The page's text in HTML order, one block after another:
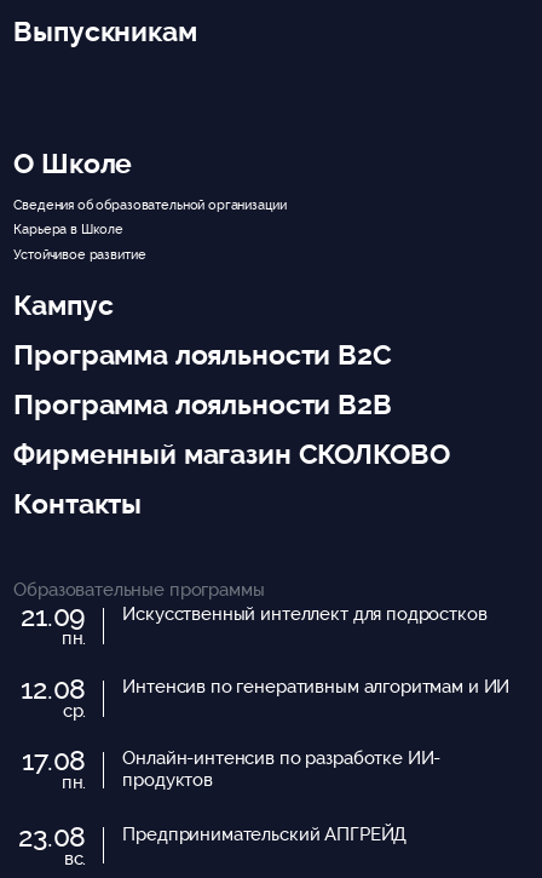
Выпускникам
О Школе
Сведения об образовательной организации
Карьера в Школе
Устойчивое развитие
Кампус
Программа лояльности B2C
Программа лояльности B2B
Фирменный магазин СКОЛКОВО
Контакты
Образовательные программы
21.09
пн.
Искусственный интеллект для подростков
12.08
ср.
Интенсив по генеративным алгоритмам и ИИ
17.08
пн.
Онлайн-интенсив по разработке ИИ-
продуктов
23.08
вс.
Предпринимательский АПГРЕЙД